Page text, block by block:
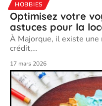
HOBBIES
Optimisez votre
astuces pour la
À Majorque, il existe une
crédit,…
17 mars 2026